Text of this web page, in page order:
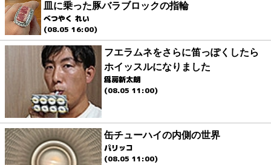
皿に乗った豚バラブロックの指輪
べつやく れい
(08.05 16:00)
フエラムネをさらに笛っぽくしたら
ホイッスルになりました
爲房新太朗
(08.05 11:00)
缶チューハイの内側の世界
パリッコ
(08.05 11:00)